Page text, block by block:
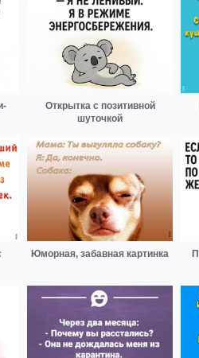
Открытка с позитивной
шуточкой
Юморная, забавная картинка